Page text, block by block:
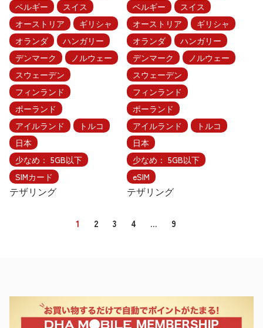
ベルギー
スイス
オーストリア
ギリシャ
オランダ
ハンガリー
デンマーク
ノルウェー
スウェーデン
フィンランド
ポーランド
アイルランド
トルコ
日本
少なめ： 5GB以下
SIMカード
テザリング
ベルギー
スイス
オーストリア
ギリシャ
オランダ
ハンガリー
デンマーク
ノルウェー
スウェーデン
フィンランド
ポーランド
アイルランド
トルコ
日本
少なめ： 5GB以下
eSIM
テザリング
1 2 3 4 … 9